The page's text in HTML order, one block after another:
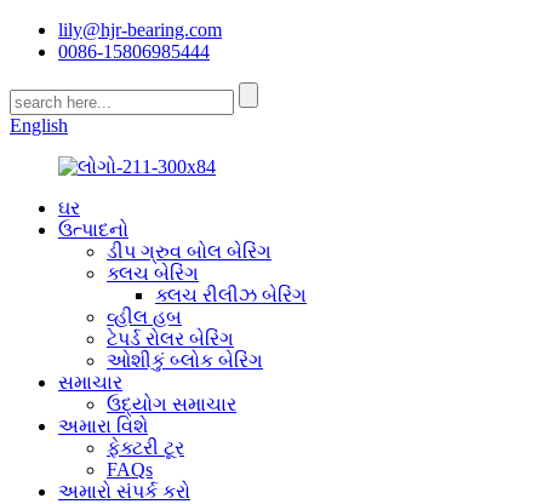
lily@hjr-bearing.com
0086-15806985444
English
ઘર
ઉત્પાદનો
ડીપ ગ્રુવ બોલ બેરિંગ
ક્લચ બેરિંગ
ક્લચ રીલીઝ બેરિંગ
વ્હીલ હબ
ટેપર્ડ રોલર બેરિંગ
ઓશીકું બ્લોક બેરિંગ
સમાચાર
ઉદ્યોગ સમાચાર
અમારા વિશે
ફેક્ટરી ટૂર
FAQs
અમારો સંપર્ક કરો